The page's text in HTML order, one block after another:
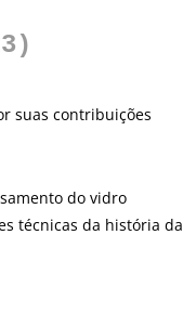
suas contribuições
do vidro
técnicas da história da